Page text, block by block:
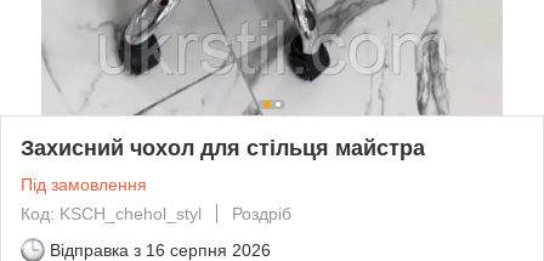
Захисний чохол для стільця майстра
Під замовлення
Код: KSCH_chehol_styl
Роздріб
Відправка з 16 серпня 2026